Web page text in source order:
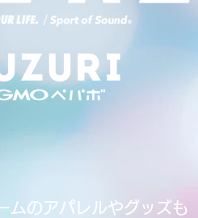
ムのアパレルやグッズも